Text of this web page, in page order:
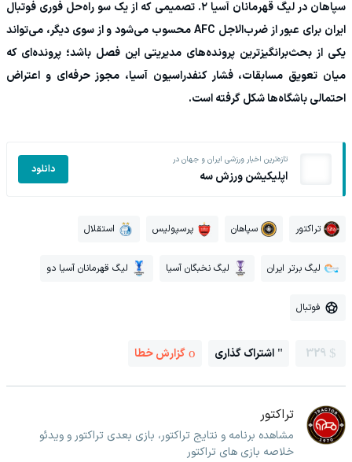
سپاهان در لیگ قهرمانان آسیا ۲. تصمیمی که از یک سو راه‌حل فوری فوتبال
ایران برای عبور از ضرب‌الاجل AFC محسوب می‌شود و از سوی دیگر، می‌تواند
یکی از بحث‌برانگیزترین پرونده‌های مدیریتی این فصل باشد؛ پرونده‌ای که
میان تعویق مسابقات، فشار کنفدراسیون آسیا، مجوز حرفه‌ای و اعتراض
احتمالی باشگاه‌ها شکل گرفته است.
تازه‌ترین اخبار ورزشی ایران و جهان در
اپلیکیشن ورزش سه دانلود
تراکتور سپاهان پرسپولیس استقلال
لیگ برتر ایران لیگ نخبگان آسیا لیگ قهرمانان آسیا دو
فوتبال
329 اشتراک گذاری گزارش خطا
تراکتور
مشاهده برنامه و نتایج تراکتور، بازی بعدی تراکتور و ویدئو
خلاصه بازی های تراکتور